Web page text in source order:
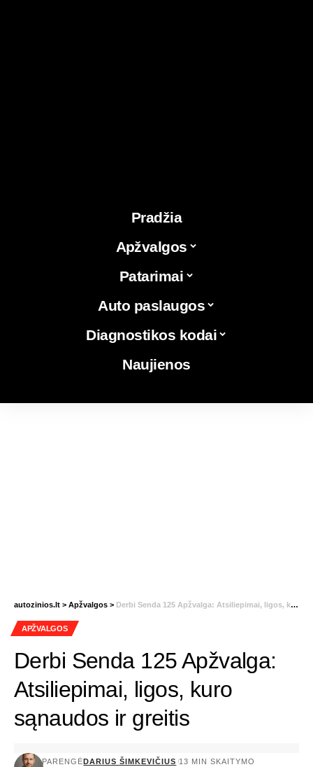
Pradžia
Apžvalgos
Patarimai
Auto paslaugos
Diagnostikos kodai
Naujienos
autozinios.lt > Apžvalgos > Derbi Senda 125 Apžvalga: Atsiliepimai, ligos, kuro sąnaudos ir greitis
APŽVALGOS
Derbi Senda 125 Apžvalga:
Atsiliepimai, ligos, kuro
sąnaudos ir greitis
PARENGĖ DARIUS ŠIMKEVIČIUS 13 MIN SKAITYMO